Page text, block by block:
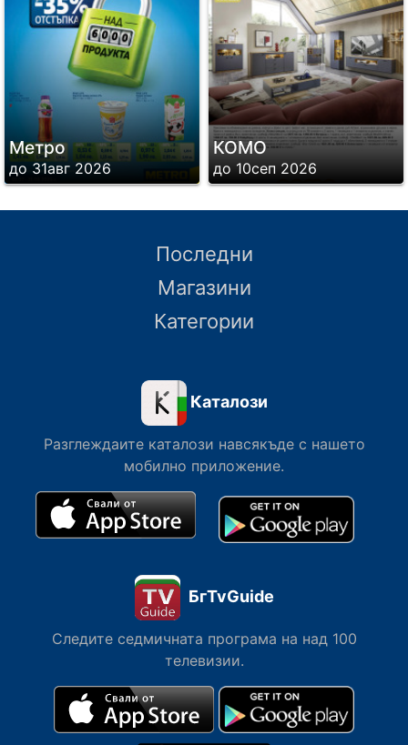
Метро
до 31авг 2026
КОМО
до 10сеп 2026
Последни
Магазини
Категории
Каталози
Разглеждаите каталози навсякъде с нашето
мобилно приложение.
БгTvGuide
Следите седмичната програма на над 100
телевизии.